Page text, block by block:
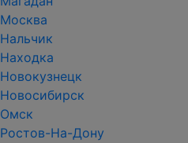
Москва
Нальчик
Находка
Новокузнецк
Новосибирск
Омск
Ростов-На-Дону